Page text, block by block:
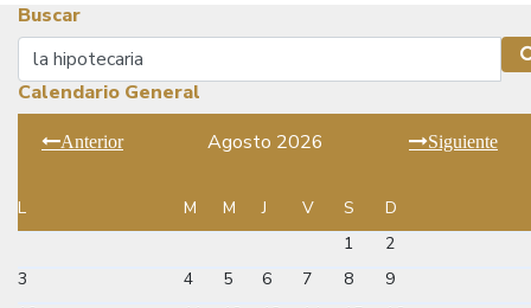
Buscar
Buscar
Calendario General
Anterior Agosto 2026 Siguiente
L M M J V S
D
1
2
3
4 5 6 7 8
9